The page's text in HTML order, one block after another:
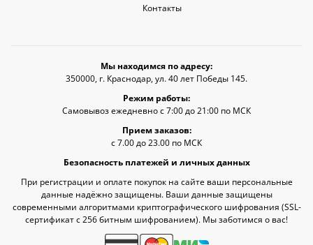
Контакты
Мы находимся по адресу:
350000, г. Краснодар, ул. 40 лет Победы 145.
Режим работы:
Самовывоз ежедневно с 7:00 до 21:00 по МСК
Прием заказов:
с 7.00 до 23.00 по МСК
Безопасность платежей и личных данных
При регистрации и оплате покупок на сайте ваши персональные
данные надёжно защищены. Ваши данные защищены
современными алгоритмами криптографического шифрования (SSL-
сертификат c 256 битным шифрованием). Мы заботимся о вас!